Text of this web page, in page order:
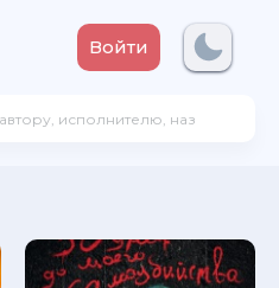
Войти